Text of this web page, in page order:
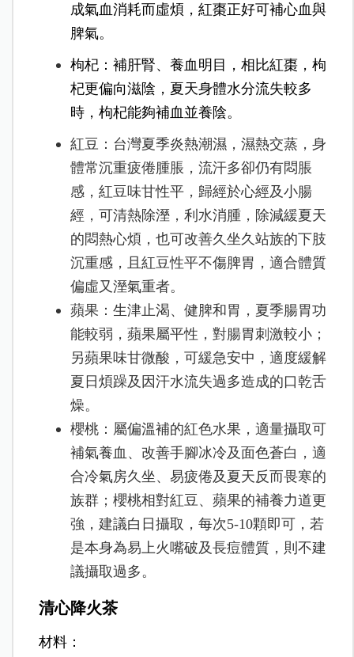
成氣血消耗而虛煩，紅棗正好可補心血與
脾氣。
枸杞：補肝腎、養血明目，相比紅棗，枸
杞更偏向滋陰，夏天身體水分流失較多
時，枸杞能夠補血並養陰。
紅豆：台灣夏季炎熱潮濕，濕熱交蒸，身
體常沉重疲倦腫脹，流汗多卻仍有悶脹
感，紅豆味甘性平，歸經於心經及小腸
經，可清熱除溼，利水消腫，除減緩夏天
的悶熱心煩，也可改善久坐久站族的下肢
沉重感，且紅豆性平不傷脾胃，適合體質
偏虛又溼氣重者。
蘋果：生津止渴、健脾和胃，夏季腸胃功
能較弱，蘋果屬平性，對腸胃刺激較小；
另蘋果味甘微酸，可緩急安中，適度緩解
夏日煩躁及因汗水流失過多造成的口乾舌
燥。
櫻桃：屬偏溫補的紅色水果，適量攝取可
補氣養血、改善手腳冰冷及面色蒼白，適
合冷氣房久坐、易疲倦及夏天反而畏寒的
族群；櫻桃相對紅豆、蘋果的補養力道更
強，建議白日攝取，每次5-10顆即可，若
是本身為易上火嘴破及長痘體質，則不建
議攝取過多。
清心降火茶
材料：